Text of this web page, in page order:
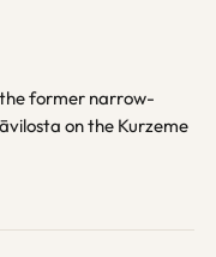
the former narrow-
on the Kurzeme